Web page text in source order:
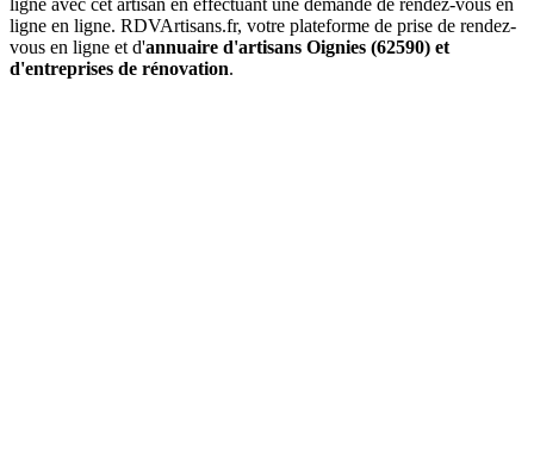
ligne avec cet artisan en effectuant une demande de rendez-vous en
ligne en ligne. RDVArtisans.fr, votre plateforme de prise de rendez-
vous en ligne et d'annuaire d'artisans Oignies (62590) et
d'entreprises de rénovation.